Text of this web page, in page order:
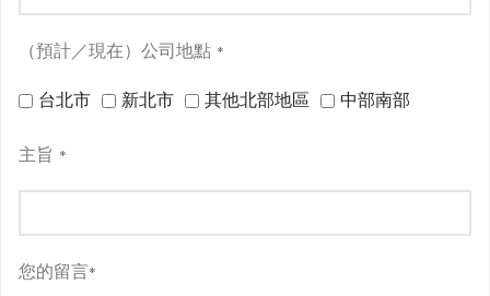
（預計／現在）公司地點 *
台北市 新北市 其他北部地區 中部南部
主旨 *
您的留言*